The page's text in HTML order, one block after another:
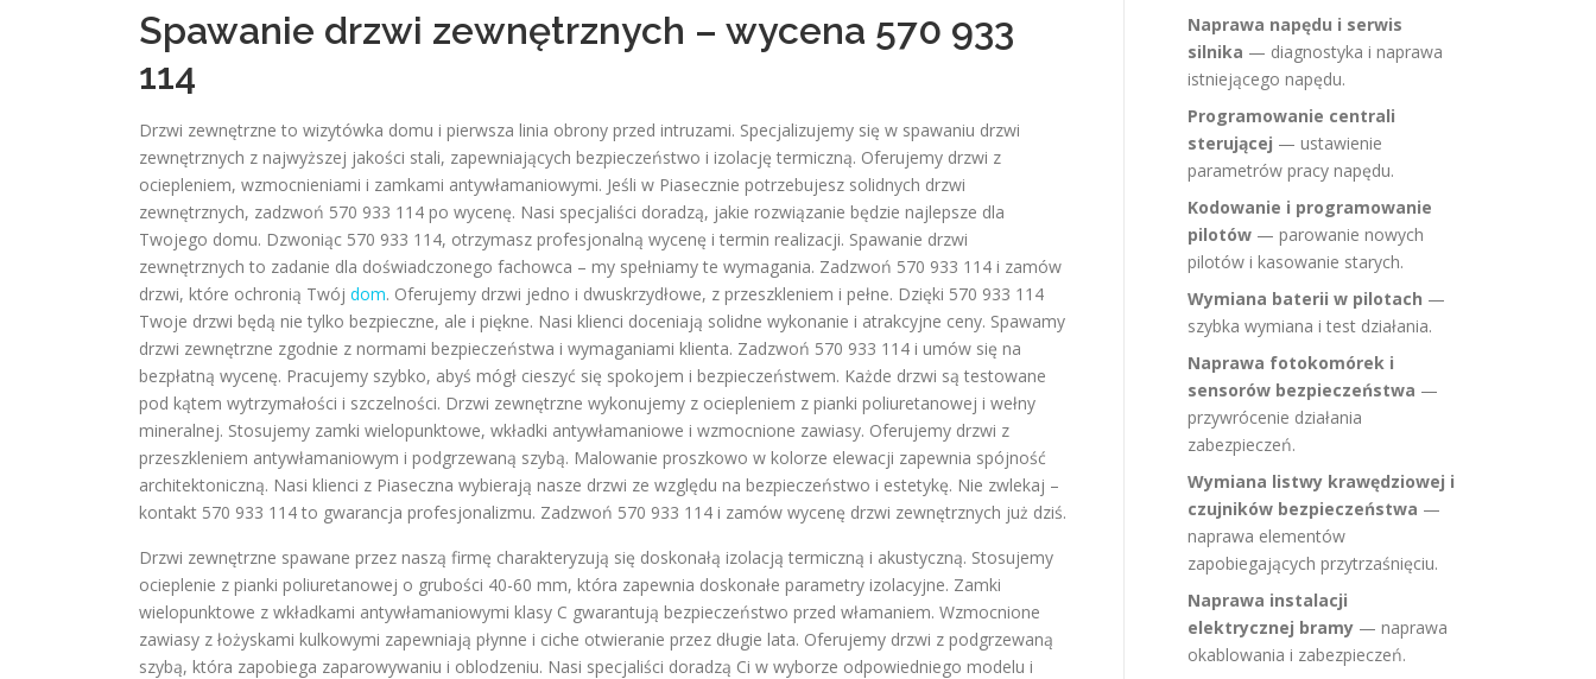
Spawanie drzwi zewnętrznych – wycena 570 933
114
Drzwi zewnętrzne to wizytówka domu i pierwsza linia obrony przed intruzami. Specjalizujemy się w spawaniu drzwi
zewnętrznych z najwyższej jakości stali, zapewniających bezpieczeństwo i izolację termiczną. Oferujemy drzwi z
ociepleniem, wzmocnieniami i zamkami antywłamaniowymi. Jeśli w Piasecznie potrzebujesz solidnych drzwi
zewnętrznych, zadzwoń 570 933 114 po wycenę. Nasi specjaliści doradzą, jakie rozwiązanie będzie najlepsze dla
Twojego domu. Dzwoniąc 570 933 114, otrzymasz profesjonalną wycenę i termin realizacji. Spawanie drzwi
zewnętrznych to zadanie dla doświadczonego fachowca – my spełniamy te wymagania. Zadzwoń 570 933 114 i zamów
drzwi, które ochronią Twój dom. Oferujemy drzwi jedno i dwuskrzydłowe, z przeszkleniem i pełne. Dzięki 570 933 114
Twoje drzwi będą nie tylko bezpieczne, ale i piękne. Nasi klienci doceniają solidne wykonanie i atrakcyjne ceny. Spawamy
drzwi zewnętrzne zgodnie z normami bezpieczeństwa i wymaganiami klienta. Zadzwoń 570 933 114 i umów się na
bezpłatną wycenę. Pracujemy szybko, abyś mógł cieszyć się spokojem i bezpieczeństwem. Każde drzwi są testowane
pod kątem wytrzymałości i szczelności. Drzwi zewnętrzne wykonujemy z ociepleniem z pianki poliuretanowej i wełny
mineralnej. Stosujemy zamki wielopunktowe, wkładki antywłamaniowe i wzmocnione zawiasy. Oferujemy drzwi z
przeszkleniem antywłamaniowym i podgrzewaną szybą. Malowanie proszkowo w kolorze elewacji zapewnia spójność
architektoniczną. Nasi klienci z Piaseczna wybierają nasze drzwi ze względu na bezpieczeństwo i estetykę. Nie zwlekaj –
kontakt 570 933 114 to gwarancja profesjonalizmu. Zadzwoń 570 933 114 i zamów wycenę drzwi zewnętrznych już dziś.
Drzwi zewnętrzne spawane przez naszą firmę charakteryzują się doskonałą izolacją termiczną i akustyczną. Stosujemy
ocieplenie z pianki poliuretanowej o grubości 40-60 mm, która zapewnia doskonałe parametry izolacyjne. Zamki
wielopunktowe z wkładkami antywłamaniowymi klasy C gwarantują bezpieczeństwo przed włamaniem. Wzmocnione
zawiasy z łożyskami kulkowymi zapewniają płynne i ciche otwieranie przez długie lata. Oferujemy drzwi z podgrzewaną
szybą, która zapobiega zaparowywaniu i oblodzeniu. Nasi specjaliści doradzą Ci w wyborze odpowiedniego modelu i
Naprawa napędu i serwis
silnika — diagnostyka i naprawa
istniejącego napędu.
Programowanie centrali
sterującej — ustawienie
parametrów pracy napędu.
Kodowanie i programowanie
pilotów — parowanie nowych
pilotów i kasowanie starych.
Wymiana baterii w pilotach —
szybka wymiana i test działania.
Naprawa fotokomórek i
sensorów bezpieczeństwa —
przywrócenie działania
zabezpieczeń.
Wymiana listwy krawędziowej i
czujników bezpieczeństwa —
naprawa elementów
zapobiegających przytrzaśnięciu.
Naprawa instalacji
elektrycznej bramy — naprawa
okablowania i zabezpieczeń.